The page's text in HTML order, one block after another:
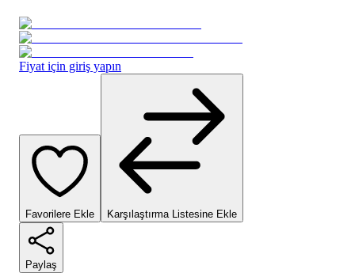
Fiyat için giriş yapın
Favorilere Ekle Karşılaştırma Listesine Ekle
Paylaş